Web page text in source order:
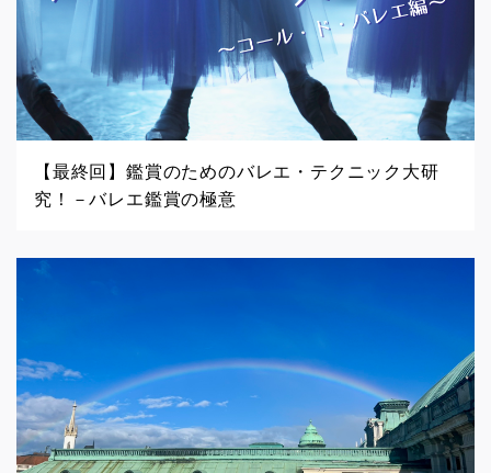
【最終回】鑑賞のためのバレエ・テクニック大研
究！－バレエ鑑賞の極意